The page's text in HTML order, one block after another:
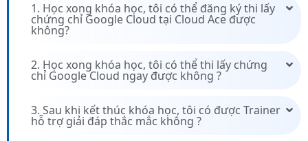
1. Học xong khóa học, tôi có thể đăng ký thi lấy
chứng chỉ Google Cloud tại Cloud Ace được
không?
2. Học xong khóa học, tôi có thể thi lấy chứng
chỉ Google Cloud ngay được không ?
3. Sau khi kết thúc khóa học, tôi có được Trainer
hỗ trợ giải đáp thắc mắc không ?